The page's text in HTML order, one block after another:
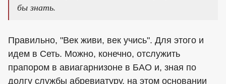
бы знать.
Правильно, "Век живи, век учись". Для этого и
идем в Сеть. Можно, конечно, отслужить
прапором в авиагарнизоне в БАО и, зная по
долгу службы абревиатуру, на этом основании